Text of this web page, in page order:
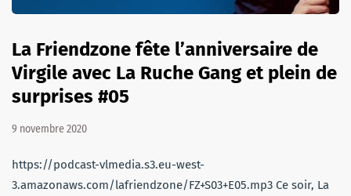
La Friendzone fête l’anniversaire de
Virgile avec La Ruche Gang et plein de
surprises #05
9 novembre 2020
https://podcast-vlmedia.s3.eu-west-
3.amazonaws.com/lafriendzone/FZ+S03+E05.mp3 Ce soir, La